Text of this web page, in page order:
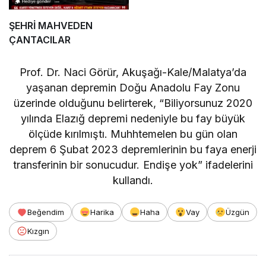
ŞEHRİ MAHVEDEN
ÇANTACILAR
Prof. Dr. Naci Görür, Akuşağı-Kale/Malatya’da
yaşanan depremin Doğu Anadolu Fay Zonu
üzerinde olduğunu belirterek, “Biliyorsunuz 2020
yılında Elazığ depremi nedeniyle bu fay büyük
ölçüde kırılmıştı. Muhhtemelen bu gün olan
deprem 6 Şubat 2023 depremlerinin bu faya enerji
transferinin bir sonucudur. Endişe yok” ifadelerini
kullandı.
Beğendim Harika Haha Vay
Üzgün
Kızgın